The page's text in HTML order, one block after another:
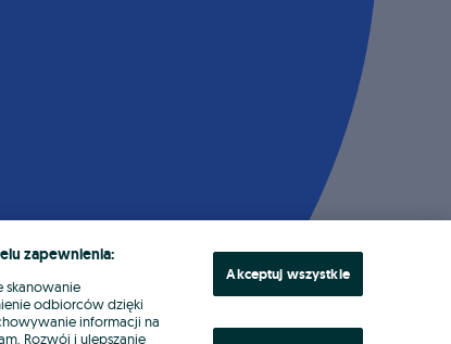
zapewnienia:
skanowanie
odbiorców dzięki
informacji na
Rozwój i ulepszanie
Akceptuj wszystkie